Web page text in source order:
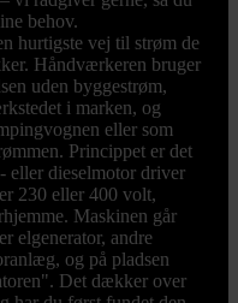
behov.
hurtigste vej til strøm de
Håndværkeren bruger
uden byggestrøm,
i marken, og
eller som
Princippet er det
eller dieselmotor driver
230 eller 400 volt,
Maskinen går
elgenerator, andre
og på pladsen
Det dækker over